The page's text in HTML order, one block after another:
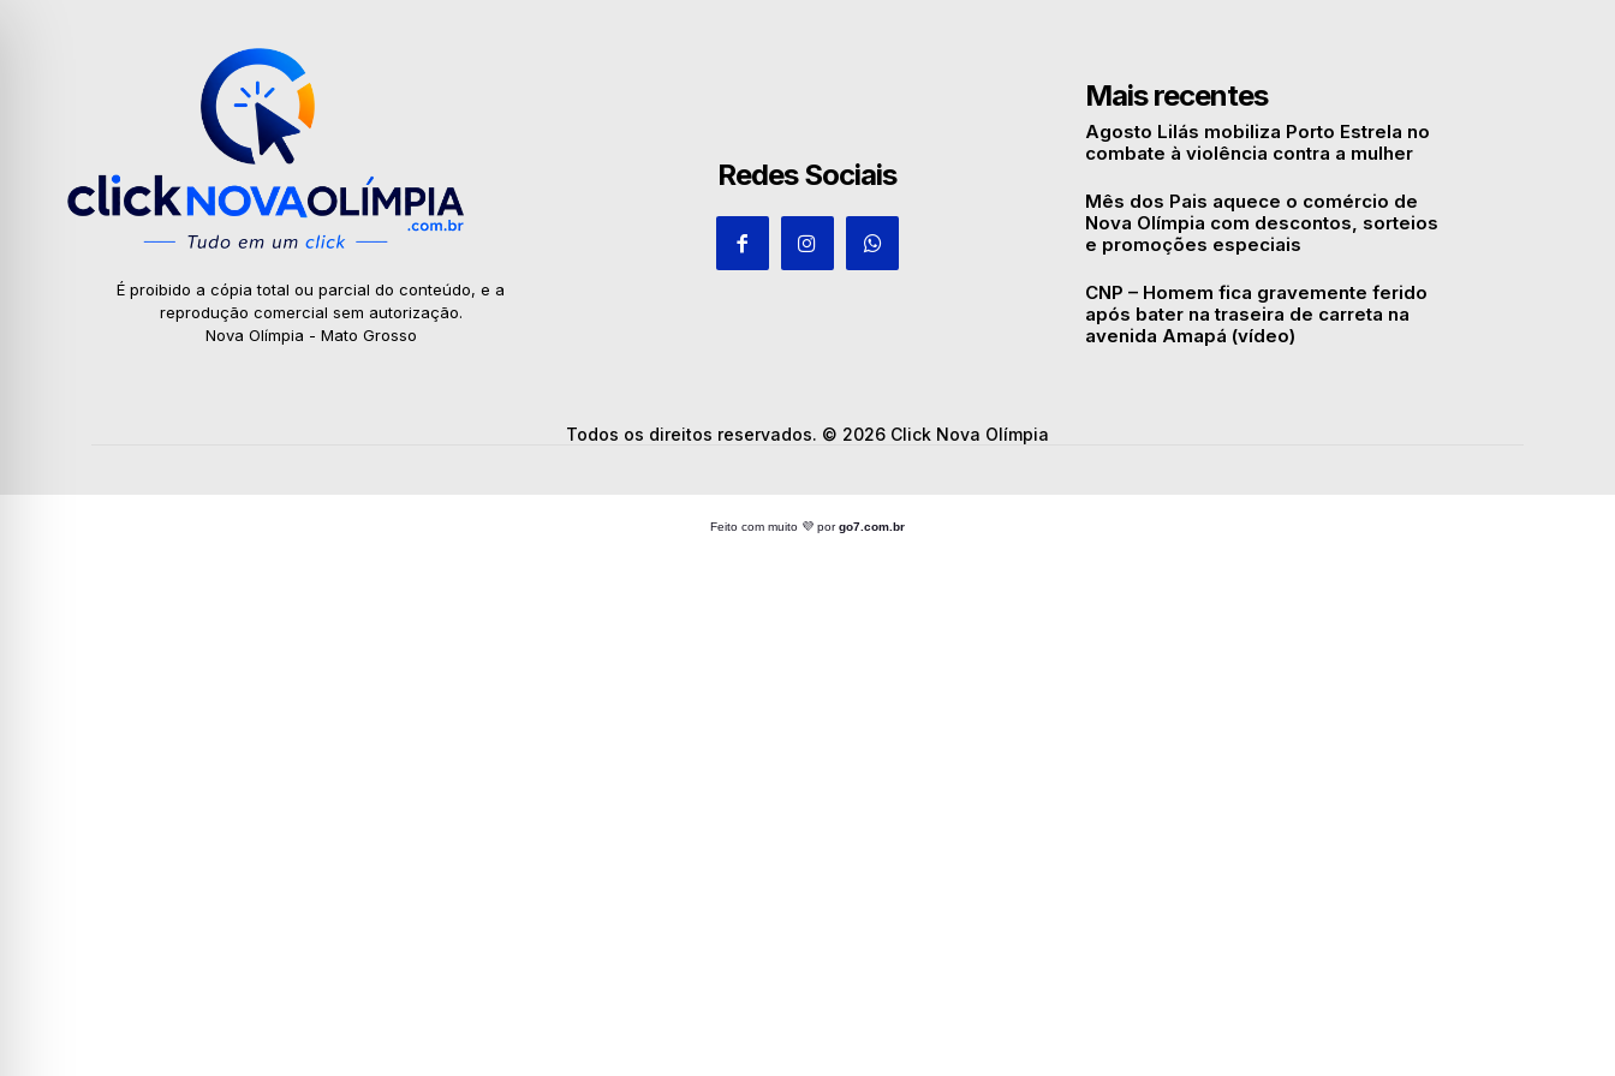
É proibido a cópia total ou parcial do conteúdo, e a
reprodução comercial sem autorização.
Nova Olímpia - Mato Grosso
Redes Sociais
Mais recentes
Agosto Lilás mobiliza Porto Estrela no
combate à violência contra a mulher
Mês dos Pais aquece o comércio de
Nova Olímpia com descontos, sorteios
e promoções especiais
CNP – Homem fica gravemente ferido
após bater na traseira de carreta na
avenida Amapá (vídeo)
Todos os direitos reservados. © 2026 Click Nova Olímpia
Feito com muito 💜 porgo7.com.br